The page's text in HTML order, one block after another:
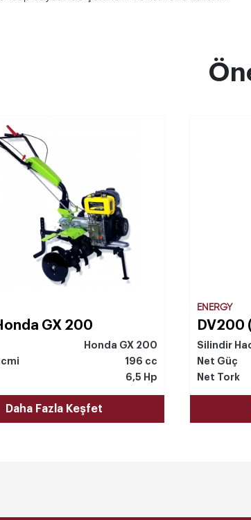
GX 200
Honda GX 200
196 cc
6,5 Hp
Daha Fazla Keşfet
ENERGY
DV200
Silindir
Net Güç
Net Tork